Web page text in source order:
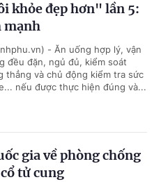
khỏe đẹp hơn" lần 5:
mạnh
- Ăn uống hợp lý, vận
đều đặn, ngủ đủ, kiểm soát
thẳng và chủ động kiểm tra sức
nếu được thực hiện đúng và...
gia về phòng chống
tử cung